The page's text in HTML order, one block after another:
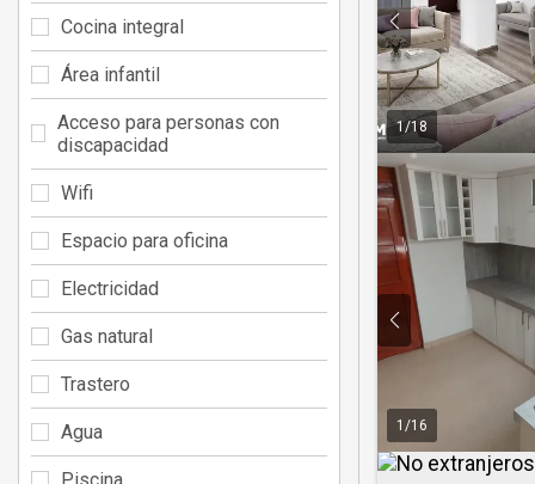
1/18
1 /16
Cocina integral
Área infantil
Acceso para personas con
discapacidad
Wifi
Espacio para oficina
Electricidad
Gas natural
Trastero
Agua
Piscina